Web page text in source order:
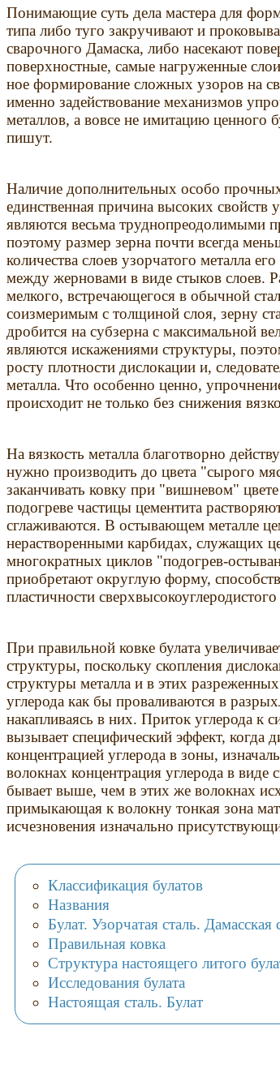
Понимающие суть дела мастера для
типа либо туго закручивают и
сварочного Дамаска, либо насекают
поверхностные, самые нагруженные
ное формирование сложных узоров на
именно задействование механизмов
металлов, а вовсе не имитацию ценного
пишут.
Наличие дополнительных особо
единственная причина высоких свойств
являются весьма труднопреодолимыми
поэтому размер зерна почти всегда
количества слоев узорчатого металла
между жерновами в виде стыков слоев.
мелкого, встречающегося в обычной
соизмеримым с толщиной слоя, зерну
дробится на субзерна с максимальной
являются искажениями структуры,
росту плотности дислокации и,
металла. Что особенно ценно,
происходит не только без снижения
На вязкость металла благотворно
нужно производить до цвета "сырого
заканчивать ковку при "вишневом"
подогреве частицы цементита
сглаживаются. В остывающем металле
нерастворенными карбидах, служащих
многократных циклов "подогрев-
приобретают округлую форму,
пластичности
При правильной ковке булата
структуры, поскольку скопления
структуры металла и в этих
углерода как бы проваливаются в
накапливаясь в них. Приток углерода
вызывает специфический эффект, когда
концентрацией углерода в зоны,
волокнах концентрация углерода в виде
бывает выше, чем в этих же волокнах
примыкающая к волокну тонкая зона
исчезновения изначально
Классификация булатов
Названия
Булат. Узорчатая сталь. Дамасская
Правильная ковка
Структура настоящего литого
Исследования булата
Настоящая сталь. Булат